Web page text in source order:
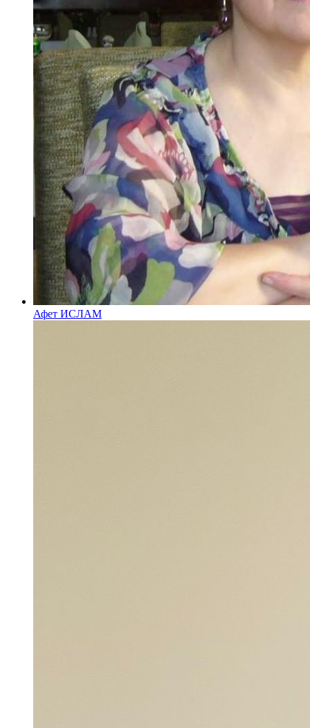
Афет ИСЛАМ